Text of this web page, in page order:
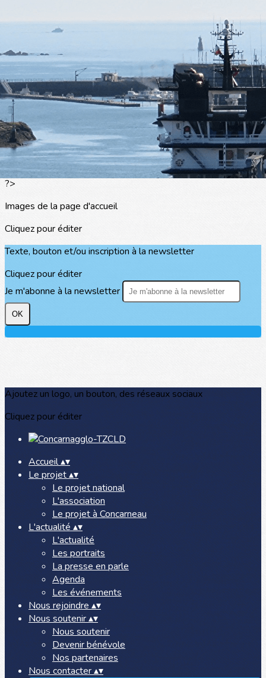
Exporter toutes les colonnes
Exporter uniquement les colonnes affichées
Menu
>
Les portraits
La presse en parle
Agenda
Les événements
?>
Images de la page d'accueil
Cliquez pour éditer
Texte, bouton et/ou inscription à la newsletter
Cliquez pour éditer
Je m'abonne à la newsletter
OK
Ajoutez un logo, un bouton, des réseaux sociaux
Cliquez pour éditer
Accueil▴▾
Le projet▴▾
Le projet national
L'association
Le projet à Concarneau
L'actualité ▴▾
L'actualité
Les portraits
La presse en parle
Agenda
Les événements
Nous rejoindre ▴▾
Nous soutenir▴▾
Nous soutenir
Devenir bénévole
Nos partenaires
Nous contacter▴▾